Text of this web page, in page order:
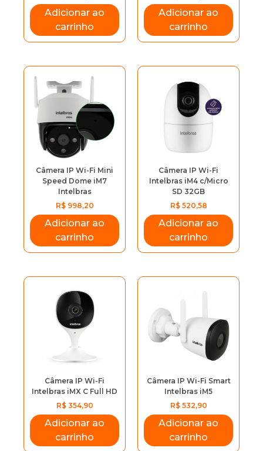
Adicionar ao
carrinho
Adicionar ao
carrinho
Câmera IP Wi-Fi Mini
Speed Dome iM7
Intelbras
R$998,20
Adicionar ao
carrinho
Câmera IP Wi-Fi
Intelbras iM4 c/Micro
SD 32GB
R$520,58
Adicionar ao
carrinho
Câmera IP Wi-Fi
Intelbras iMX C Full HD
R$354,90
Adicionar ao
carrinho
Câmera IP Wi-Fi Smart
Intelbras iM5
R$532,90
Adicionar ao
carrinho